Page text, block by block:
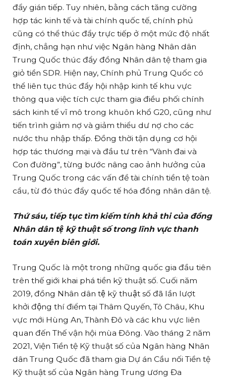
đẩy gián tiếp. Tuy nhiên, bằng cách tăng cường
hợp tác kinh tế và tài chính quốc tế, chính phủ
cũng có thể thúc đẩy trực tiếp ở một mức độ nhất
định, chẳng hạn như việc Ngân hàng Nhân dân
Trung Quốc thúc đẩy đồng Nhân dân tệ tham gia
giỏ tiền SDR. Hiện nay, Chính phủ Trung Quốc có
thể liên tục thúc đẩy hội nhập kinh tế khu vực
thông qua việc tích cực tham gia điều phối chính
sách kinh tế vĩ mô trong khuôn khổ G20, cũng như
tiến trình giảm nợ và giảm thiểu dư nợ cho các
nước thu nhập thấp. Đồng thời tận dụng cơ hội
hợp tác thương mại và đầu tư trên “Vành đai và
Con đường”, từng bước nâng cao ảnh hưởng của
Trung Quốc trong các vấn đề tài chính tiền tệ toàn
cầu, từ đó thúc đẩy quốc tế hóa đồng nhân dân tệ.
Thứ sáu, tiếp tục tìm kiếm tính khả thi của đồng
Nhân dân tệ kỹ thuật số trong lĩnh vực thanh
toán xuyên biên giới.
Trung Quốc là một trong những quốc gia đầu tiên
trên thế giới khai phá tiền kỹ thuật số. Cuối năm
2019, đồng Nhân dân tệ kỹ thuật số đã lần lượt
khởi động thí điểm tại Thâm Quyến, Tô Châu, Khu
vực mới Hùng An, Thành Đô và các khu vực liên
quan đến Thế vận hội mùa Đông. Vào tháng 2 năm
2021, Viện Tiền tệ Kỹ thuật số của Ngân hàng Nhân
dân Trung Quốc đã tham gia Dự án Cầu nối Tiền tệ
Kỹ thuật số của Ngân hàng Trung ương Đa